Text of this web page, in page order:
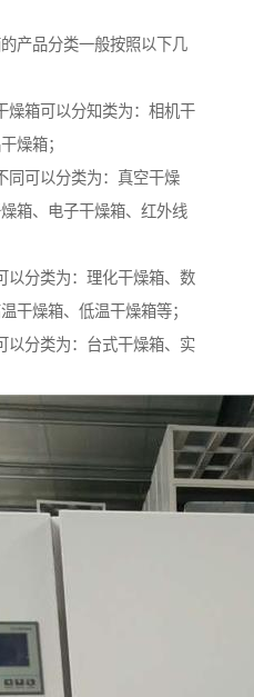
产品分类一般按照以下几
燥箱可以分知类为：相机干
燥箱；
同可以分类为：真空干燥
箱、电子干燥箱、红外线
以分类为：理化干燥箱、数
干燥箱、低温干燥箱等；
以分类为：台式干燥箱、实